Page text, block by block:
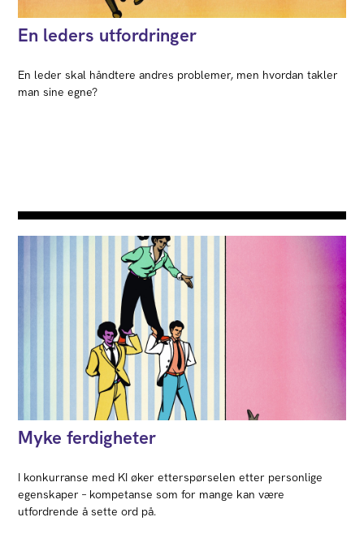
En leders utfordringer
En leder skal håndtere andres problemer, men hvordan takler
man sine egne?
Myke ferdigheter
I konkurranse med KI øker etterspørselen etter personlige
egenskaper – kompetanse som for mange kan være
utfordrende å sette ord på.